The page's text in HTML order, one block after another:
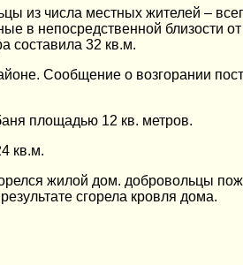
из числа местных жителей –
в непосредственной близости
составила 32 кв.м.
Сообщение о возгорании
площадью 12 кв. метров.
кв.м.
жилой дом. добровольцы
сгорела кровля дома.